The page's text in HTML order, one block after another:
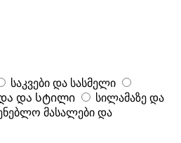
საკვები და სასმელი
და სტილი
სილამაზე და
მასალები და